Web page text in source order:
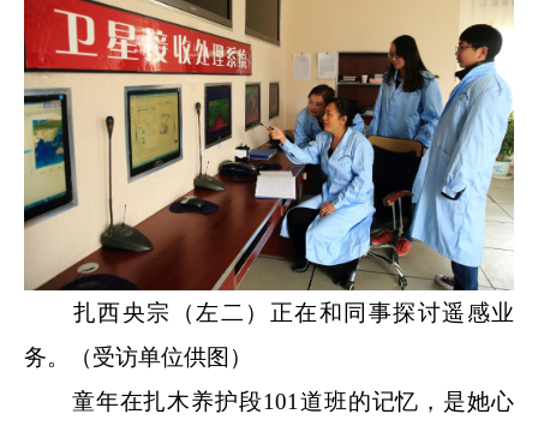
扎西央宗（左二）正在和同事探讨遥感业
务。（受访单位供图）
童年在扎木养护段101道班的记忆，是她心